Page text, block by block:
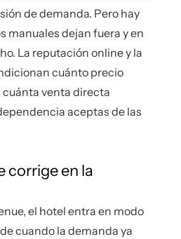
de demanda. Pero hay
manuales dejan fuera y en
La reputación online y la
cuánto precio
venta directa
aceptas de las
corrige en la
el hotel entra en modo
cuando la demanda ya